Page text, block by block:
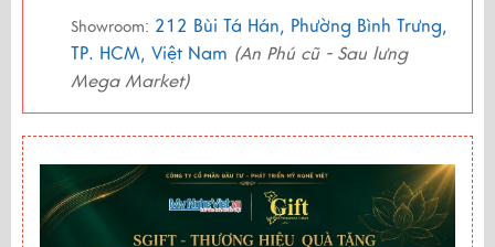
Showroom: 212 Bùi Tá Hán, Phường Bình Trưng,
TP. HCM, Việt Nam (An Phú cũ - Sau lưng
Mega Market)